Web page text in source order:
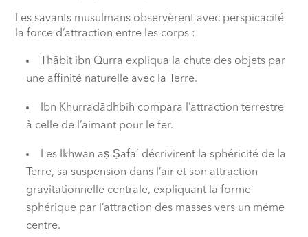
Les savants musulmans observèrent avec perspicacité
la force d’attraction entre les corps :
Thābit ibn Qurra expliqua la chute des objets par
une affinité naturelle avec la Terre.
Ibn Khurradādhbih compara l’attraction terrestre
à celle de l’aimant pour le fer.
Les Ikhwān aṣ-Ṣafā’ décrivirent la sphéricité de la
Terre, sa suspension dans l’air et son attraction
gravitationnelle centrale, expliquant la forme
sphérique par l’attraction des masses vers un même
centre.